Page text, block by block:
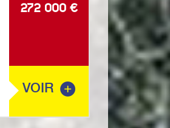
272 000 €
VOIR